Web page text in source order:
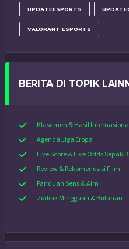
UPDATEESPORTS
VALORANT ESPORTS
BERITA DI TOPIK
Klasemen & Hasil
Agenda Liga Eropa
Live Score & Live Odds Sepak
Review & Rekomendasi Film
Panduan Sens & Aim
Zodiak Mingguan & Bulanan